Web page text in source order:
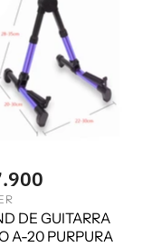
DE GUITARRA
A-20 PURPURA